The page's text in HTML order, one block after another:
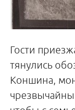
Гости
тянулись
Коншина,